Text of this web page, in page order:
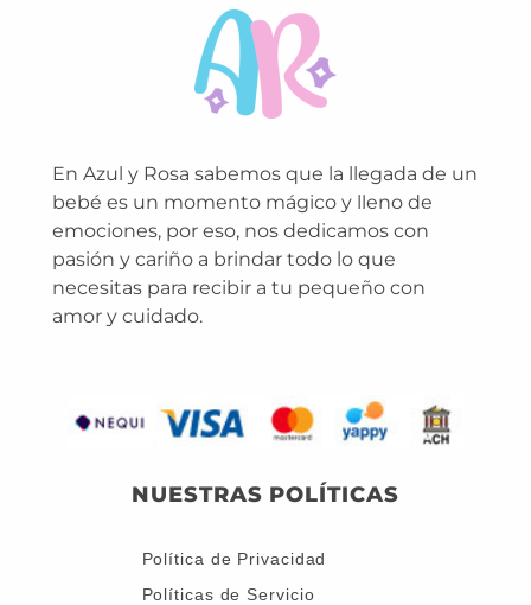
En Azul y Rosa sabemos que la llegada de un
bebé es un momento mágico y lleno de
emociones, por eso, nos dedicamos con
pasión y cariño a brindar todo lo que
necesitas para recibir a tu pequeño con
amor y cuidado.
NUESTRAS POLÍTICAS
Política de Privacidad
Políticas de Servicio